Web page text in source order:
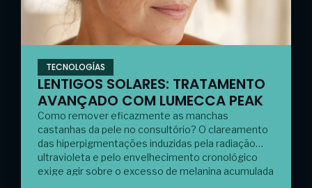
TECNOLOGÍAS
LENTIGOS SOLARES: TRATAMENTO
AVANÇADO COM LUMECCA PEAK
Como remover eficazmente as manchas
castanhas da pele no consultório? O clareamento
das hiperpigmentações induzidas pela radiação
ultravioleta e pelo envelhecimento cronológico
exige agir sobre o excesso de melanina acumulada